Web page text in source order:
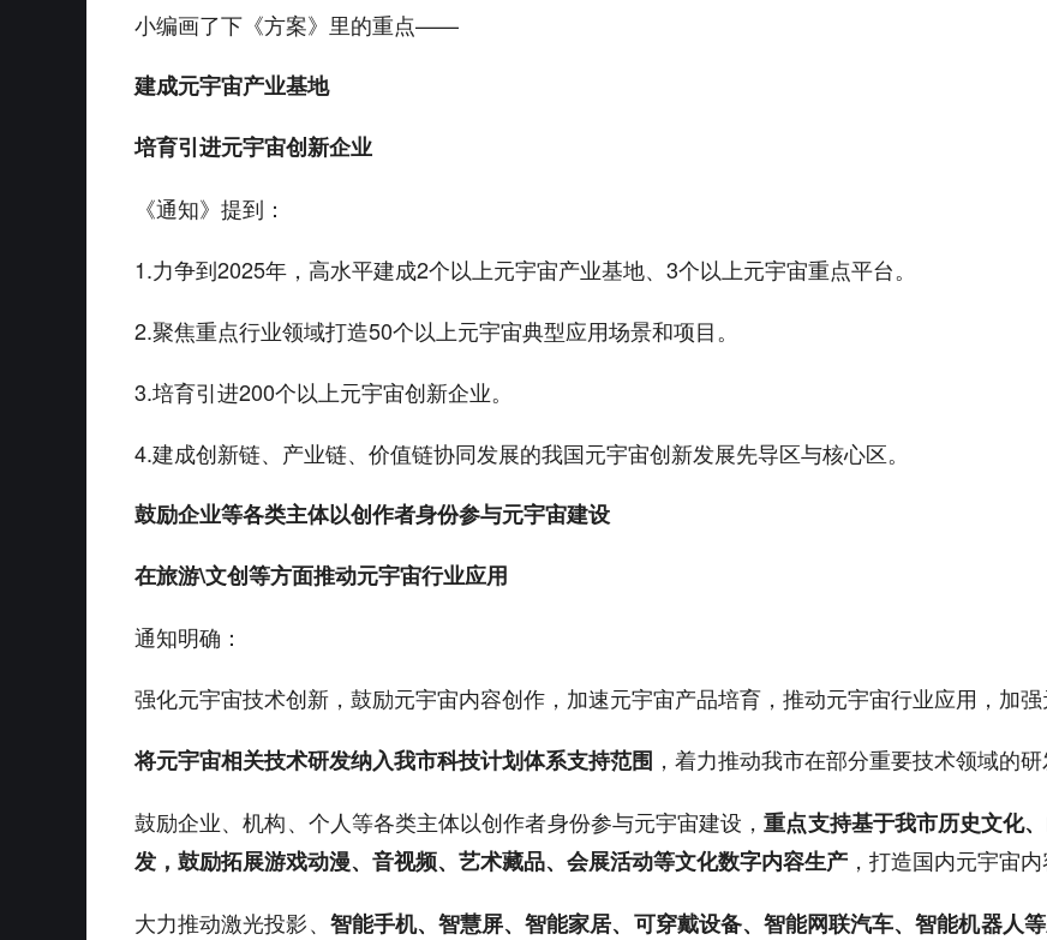
小编画了下《方案》里的重点——
建成元宇宙产业基地
培育引进元宇宙创新企业
《通知》提到：
1.力争到2025年，高水平建成2个以上元宇宙产业基地、3个以上元宇宙重点平台。
2.聚焦重点行业领域打造50个以上元宇宙典型应用场景和项目。
3.培育引进200个以上元宇宙创新企业。
4.建成创新链、产业链、价值链协同发展的我国元宇宙创新发展先导区与核心区。
鼓励企业等各类主体以创作者身份参与元宇宙建设
在旅游\文创等方面推动元宇宙行业应用
通知明确：
强化元宇宙技术创新，鼓励元宇宙内容创作，加速元宇宙产品培育，推动元宇宙行业应用，加强
将元宇宙相关技术研发纳入我市科技计划体系支持范围 ，着力推动我市在部分重要技术领域的
鼓励企业、机构、个人等各类主体以创作者身份参与元宇宙建设，重点支持基于我市历史文化
发，鼓励拓展游戏动漫、音视频、艺术藏品、会展活动等文化数字内容生产 ，打造国内元宇宙内
大力推动激光投影、 智能手机、智慧屏、智能家居、可穿戴设备、智能网联汽车、智能机器人